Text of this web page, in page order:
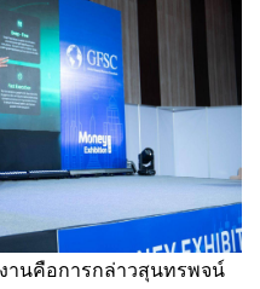
านคือการกล่าวสุนทรพจน์